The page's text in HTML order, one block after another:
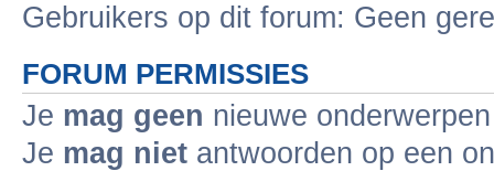
Gebruikers op dit forum: Geen
FORUM PERMISSIES
Je mag geen nieuwe
Je mag niet antwoorden op een